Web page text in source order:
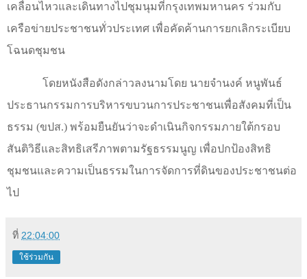
เคลื่อนไหวและเดินทางไปชุมนุมที่กรุงเทพมหานคร ร่วมกับ
เครือข่ายประชาชนทั่วประเทศ เพื่อคัดค้านการยกเลิกระเบียบ
โฉนดชุมชน
โดยหนังสือดังกล่าวลงนามโดย นายจำนงค์ หนูพันธ์
ประธานกรรมการบริหารขบวนการประชาชนเพื่อสังคมที่เป็น
ธรรม (ขปส.) พร้อมยืนยันว่าจะดำเนินกิจกรรมภายใต้กรอบ
สันติวิธีและสิทธิเสรีภาพตามรัฐธรรมนูญ เพื่อปกป้องสิทธิ
ชุมชนและความเป็นธรรมในการจัดการที่ดินของประชาชนต่อ
ไป
ที่ 22:04:00
ใช้ร่วมกัน